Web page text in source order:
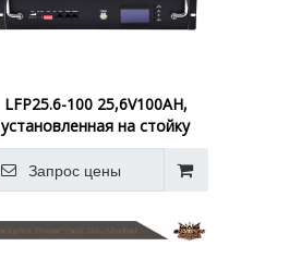
LFP25.6-100 25,6V100AH,
установленная на стойку
Запрос цены